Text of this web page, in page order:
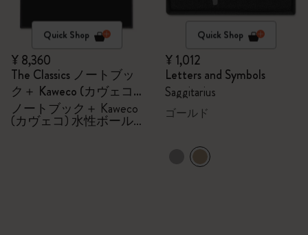
Quick Shop
¥ 8,360
The Classics ノートブッ
ク＋ Kaweco (カヴェコ)
水性ボールペン セット
ノートブック＋ Kaweco
(カヴェコ) 水性ボール
ペン セット
Quick Shop
¥ 1,012
Letters and Symbols
Saggitarius
ゴールド